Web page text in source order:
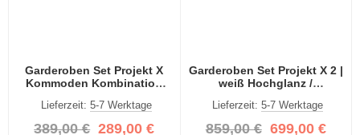
Garderoben Set Projekt X
Kommoden Kombination
Lieferzeit: 5-7 Werktage
389,00 € 289,00 €
Garderoben Set Projekt X 2 |
weiß Hochglanz /
Lieferzeit:5-7 Werktage
859,00 € 699,00 €